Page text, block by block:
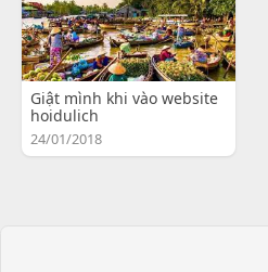
Giật mình khi vào website
hoidulich
24/01/2018